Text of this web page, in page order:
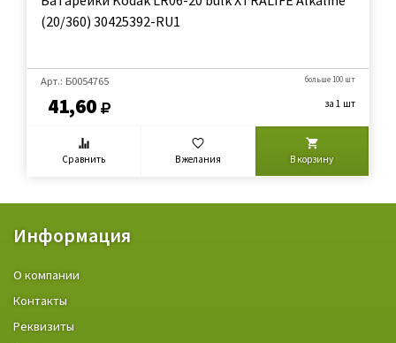
(20/360) 30425392-RU1
Арт.: Б0054765
41,60
больше 100 шт
за 1 шт
Сравнить В желания В корзину
Информация
О компании
Контакты
Реквизиты